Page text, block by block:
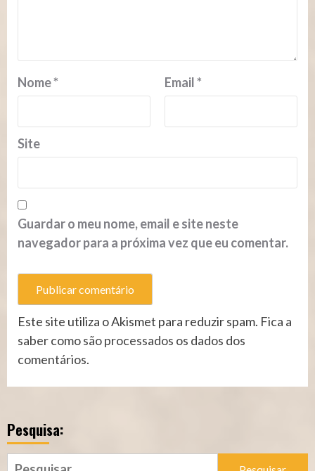
Nome* Email*
Site
Guardar o meu nome, email e site neste
navegador para a próxima vez que eu comentar.
Este site utiliza o Akismet para reduzir spam. Fica a
saber como são processados os dados dos
comentários.
Pesquisa:
Pesquisar